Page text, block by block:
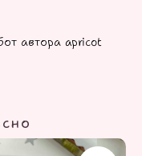
автора apricot